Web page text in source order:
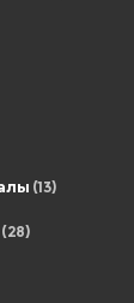
(13)
(28)